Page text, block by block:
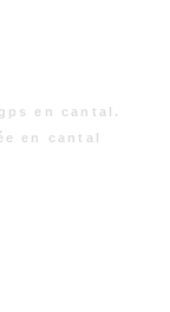
en cantal.
en cantal